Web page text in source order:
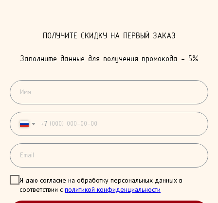
ПОЛУЧИТЕ СКИДКУ НА ПЕРВЫЙ ЗАКАЗ
Заполните данные для получения промокода - 5%
+7
Я даю согласие на обработку персональных данных в
соответствии с политикой конфиденциальности